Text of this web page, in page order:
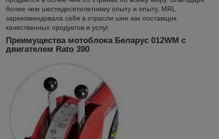
более чем шестидесятилетнему опыту и опыту, MRL
зарекомендовала себя в отрасли шин как поставщик
качественных продуктов и услуг.
Преимущества мотоблока Беларус 012WM с
двигателем Rato 390